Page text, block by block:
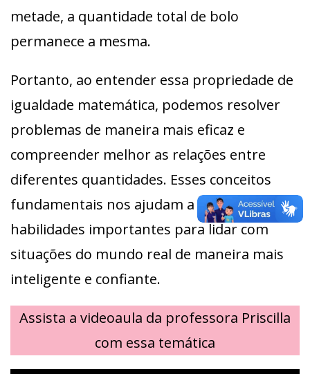
metade, a quantidade total de bolo
permanece a mesma.
Portanto, ao entender essa propriedade de
igualdade matemática, podemos resolver
problemas de maneira mais eficaz e
compreender melhor as relações entre
diferentes quantidades. Esses conceitos
fundamentais nos ajudam a desenvolver
habilidades importantes para lidar com
situações do mundo real de maneira mais
inteligente e confiante.
Assista a videoaula da professora Priscilla
com essa temática